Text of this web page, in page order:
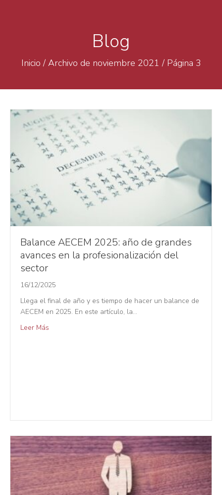
Blog
Inicio / Archivo de noviembre 2021 / Página 3
Balance AECEM 2025: año de grandes
avances en la profesionalización del
sector
16/12/2025
Llega el final de año y es tiempo de hacer un balance de
AECEM en 2025. En este artículo, la…
Leer Más